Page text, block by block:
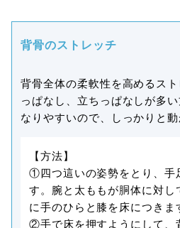
背骨のストレッチ
背骨全体の柔軟性を高めるス
っぱなし、立ちっぱなしが多
なりやすいので、しっかりと動
【方法】
①四つ這いの姿勢をとり、手
す。腕と太ももが胴体に対し
に手のひらと膝を床につきま
②手で床を押すようにして、